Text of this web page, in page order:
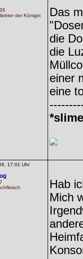
der Königin
Das
die
die
einer
eine
17:01 Uhr
Hab
Mich